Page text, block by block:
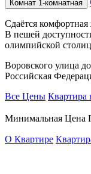
Комнат 1-комнатная
Сдаётся
В пешей
олимпийской
Воровского улица
Российская
Все Цены Квартира
Минимальная Цена
О Квартире